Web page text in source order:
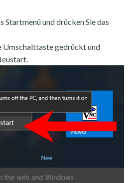
Startmenü und drücken Sie das
Umschalttaste gedrückt und